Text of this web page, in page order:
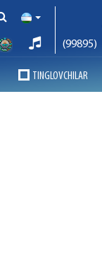
(99895)
TINGLOVCHILAR